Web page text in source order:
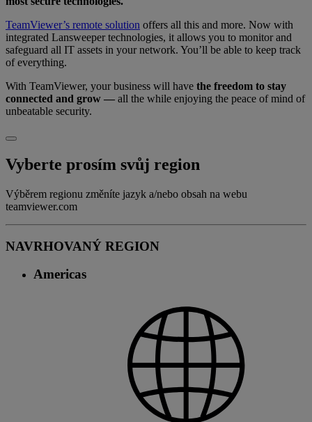
TeamViewer’s remote solution offers all this and more. Now with
integrated Lansweepertechnologies, it allows you to monitor and
safeguard all IT assets in your network. You’ll be able to keep track
of everything.
With TeamViewer, your business will have the freedom to stay
connected and grow — all the while enjoying the peace of mind of
unbeatable security.
Vyberte prosím svůj region
Výběrem regionu změníte jazyk a/nebo obsah na webu
teamviewer.com
NAVRHOVANÝ REGION
Americas